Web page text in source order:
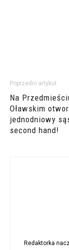
Poprzedni artykuł
Na
Oławskim
jednodniowy
second hand!
Redaktorka